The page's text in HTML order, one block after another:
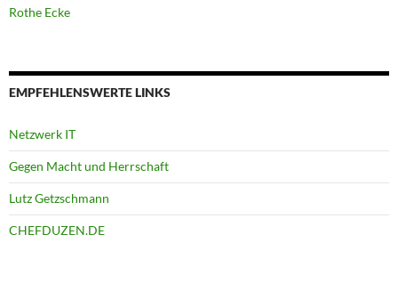
Rothe Ecke
EMPFEHLENSWERTE LINKS
Netzwerk IT
Gegen Macht und Herrschaft
Lutz Getzschmann
CHEFDUZEN.DE